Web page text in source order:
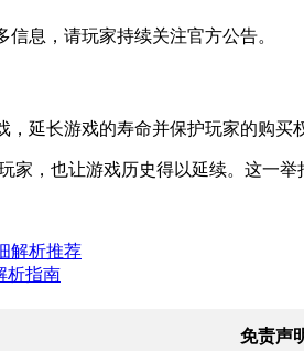
息，请玩家持续关注官方公告。
延长游戏的寿命并保护玩家的购买
，也让游戏历史得以延续。这一
解析推荐
析指南
免责声